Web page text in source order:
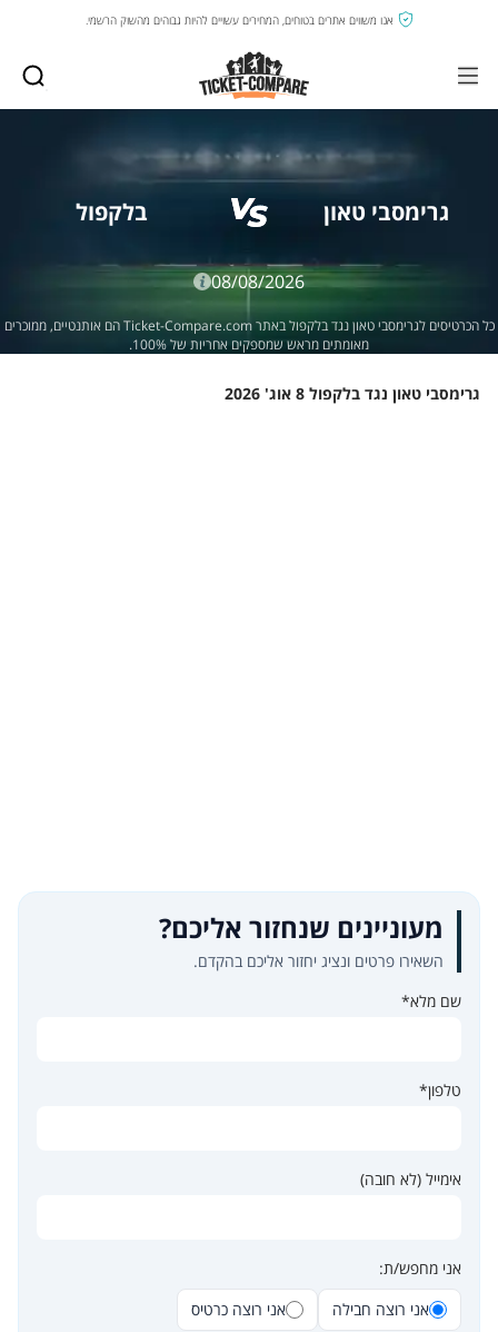
אנו משווים אתרים בטוחים, המחירים עשויים להיות גבוהים מהשוק הרשמי.
גרימסבי טאון בלקפול
08/08/2026
כל הכרטיסים לגרימסבי טאון נגד בלקפול באתר Ticket-Compare.com הם אותנטיים, ממוכרים
מאומתים מראש שמספקים אחריות של 100%.
גרימסבי טאון נגד בלקפול 8 אוג' 2026
מעוניינים שנחזור אליכם?
השאירו פרטים ונציג יחזור אליכם בהקדם.
שם מלא*
טלפון*
אימייל (לא חובה)
אני מחפש/ת:
אני רוצה חבילה
אני רוצה כרטיס